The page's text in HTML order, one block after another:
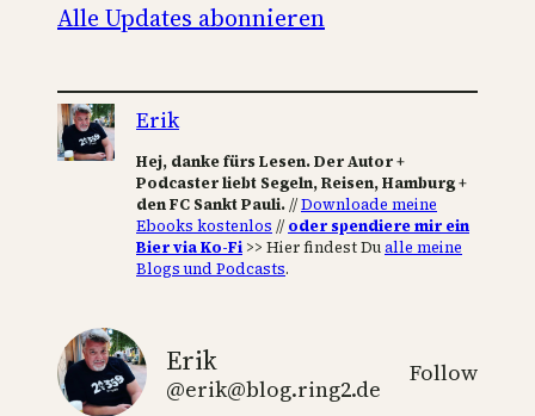
Alle Updates abonnieren
Erik
Hej, danke fürs Lesen. Der Autor +
Podcaster liebt Segeln, Reisen, Hamburg +
den FC Sankt Pauli.//Downloade meine
Ebooks kostenlos //oder spendiere mir ein
Bier via Ko-Fi >> Hier findest Dualle meine
Blogs und Podcasts.
Erik
@erik@blog.ring2.de
Follow